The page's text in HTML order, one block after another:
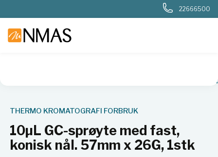
22666500
10µL GC-sprøyte med fast, konisk
THERMO KROMATOGRAFI FORBRUK
10µL GC-sprøyte med fast,
konisk nål. 57mm x 26G, 1stk